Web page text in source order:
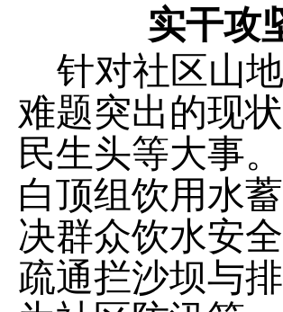
实干攻
针对社区山
难题突出的现
民生头等大事
白顶组饮用水
决群众饮水安
疏通拦沙坝与